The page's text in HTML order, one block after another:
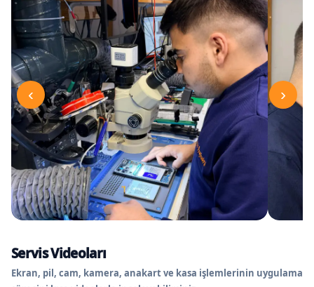
‹ ›
Servis Videoları
Ekran, pil, cam, kamera, anakart ve kasa işlemlerinin uygulama